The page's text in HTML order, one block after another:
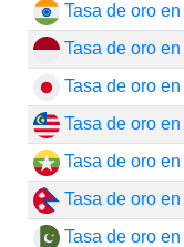
Tasa de oro
Tasa de oro
Tasa de oro
Tasa de oro
Tasa de oro en
Tasa de oro
Tasa de oro